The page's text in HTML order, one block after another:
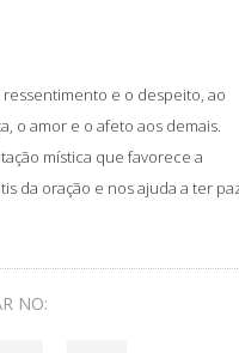
ressentimento e o despeito, ao
o amor e o afeto aos demais.
mística que favorece a
da oração e nos ajuda a ter
NO: